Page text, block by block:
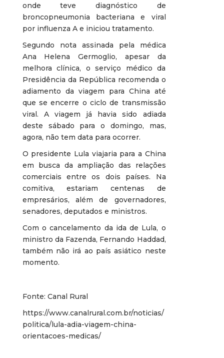
onde teve diagnóstico de
broncopneumonia bacteriana e viral
por influenza A e iniciou tratamento.
Segundo nota assinada pela médica
Ana Helena Germoglio, apesar da
melhora clínica, o serviço médico da
Presidência da República recomenda o
adiamento da viagem para China até
que se encerre o ciclo de transmissão
viral. A viagem já havia sido adiada
deste sábado para o domingo, mas,
agora, não tem data para ocorrer.
O presidente Lula viajaria para a China
em busca da ampliação das relações
comerciais entre os dois países. Na
comitiva, estariam centenas de
empresários, além de governadores,
senadores, deputados e ministros.
Com o cancelamento da ida de Lula, o
ministro da Fazenda, Fernando Haddad,
também não irá ao país asiático neste
momento.
Fonte: Canal Rural
https://www.canalrural.com.br/noticias/
politica/lula-adia-viagem-china-
orientacoes-medicas/